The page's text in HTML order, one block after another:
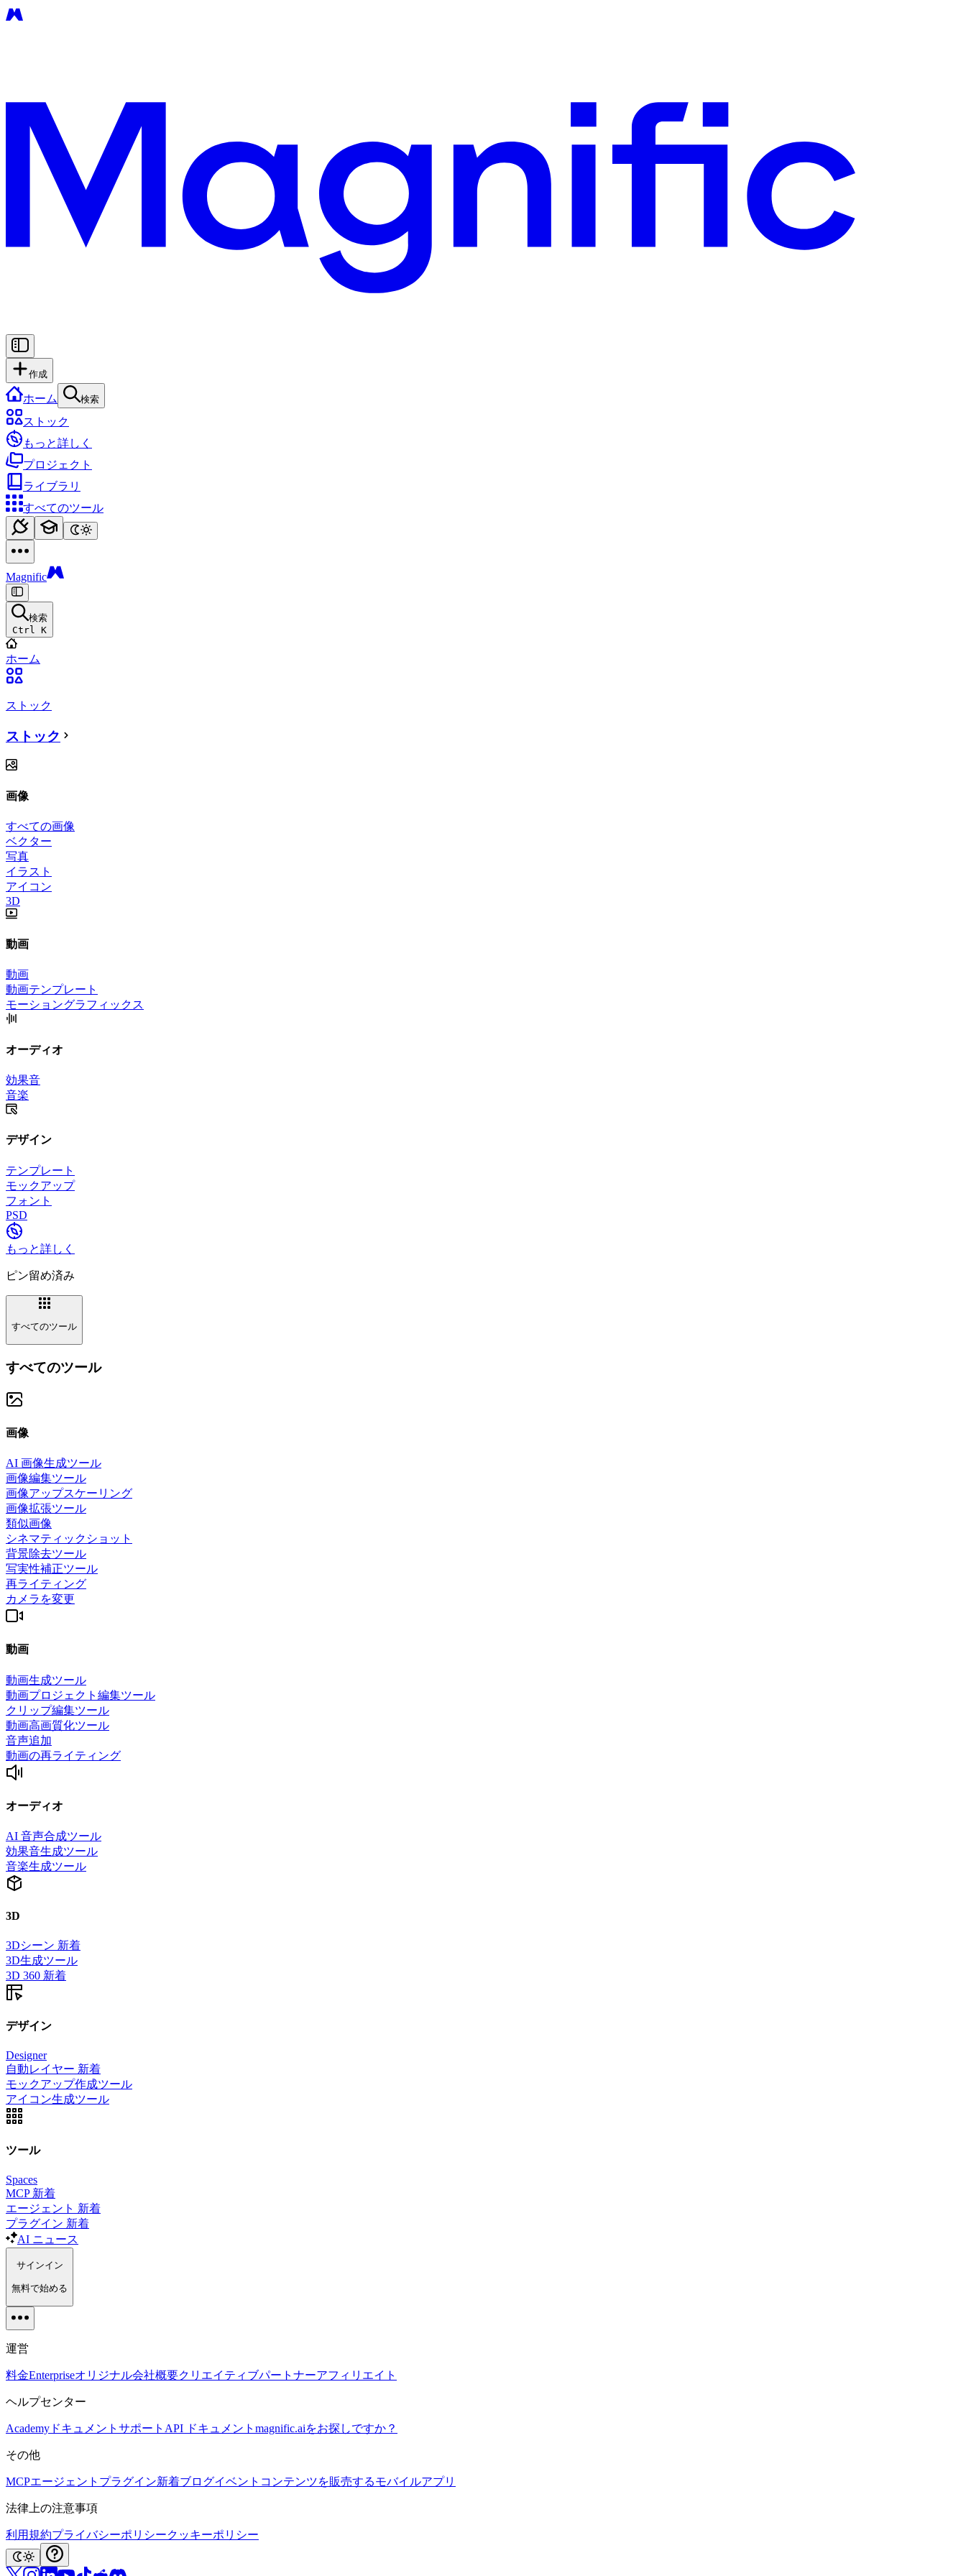
作成
ホーム 検索
ストック
もっと詳しく
プロジェクト
ライブラリ
すべてのツール
Magnific
検索
Ctrl K
ホーム
ストック
ストック
画像
すべての画像
ベクター
写真
イラスト
アイコン
3D
動画
動画
動画テンプレート
モーショングラフィックス
オーディオ
効果音
音楽
デザイン
テンプレート
モックアップ
フォント
PSD
もっと詳しく
ピン留め済み
すべてのツール
すべてのツール
画像
AI 画像生成ツール
画像編集ツール
画像アップスケーリング
画像拡張ツール
類似画像
シネマティックショット
背景除去ツール
写実性補正ツール
再ライティング
カメラを変更
動画
動画生成ツール
動画プロジェクト編集ツール
クリップ編集ツール
動画高画質化ツール
音声追加
動画の再ライティング
オーディオ
AI 音声合成ツール
効果音生成ツール
音楽生成ツール
3D
3Dシーン 新着
3D生成ツール
3D 360 新着
デザイン
Designer
自動レイヤー 新着
モックアップ作成ツール
アイコン生成ツール
ツール
Spaces
MCP 新着
エージェント 新着
プラグイン 新着
AI ニュース
サインイン
無料で始める
運営
料金Enterpriseオリジナル会社概要クリエイティブパートナーアフィリエイト
ヘルプセンター
Academy ドキュメント サポート API ドキュメント magnific.aiをお探しですか？
その他
MCPエージェント プラグイン新着ブログイベント コンテンツを販売するモバイルアプリ
法律上の注意事項
利用規約プライバシーポリシークッキーポリシー